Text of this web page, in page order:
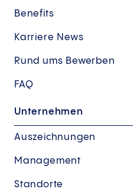
Benefits
Karriere News
Rund ums Bewerben
FAQ
Unternehmen
Auszeichnungen
Management
Standorte